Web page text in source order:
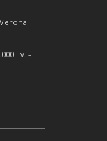
i.v. -